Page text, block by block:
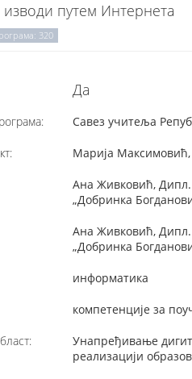
путем Интернета
320
Да
Савез учитеља
Марија Максимовић,
Ана Живковић, Дипл.
„Добринка
Ана Живковић, Дипл.
„Добринка
информатика
компетенције за
Унапређивање
реализацији